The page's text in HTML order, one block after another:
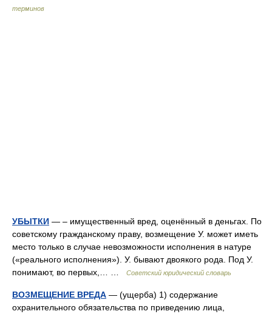
терминов
УБЫТКИ — – имущественный вред, оценённый в деньгах. По
советскому гражданскому праву, возмещение У. может иметь
место только в случае невозможности исполнения в натуре
(«реального исполнения»). У. бывают двоякого рода. Под У.
понимают, во первых,… …
Советский юридический словарь
ВОЗМЕЩЕНИЕ ВРЕДА — (ущерба) 1) содержание
охранительного обязательства по приведению лица,